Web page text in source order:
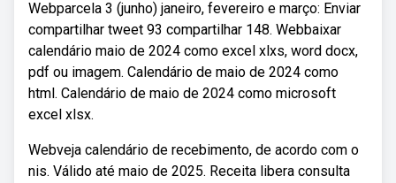
Webparcela 3 (junho) janeiro, fevereiro e março: Enviar
compartilhar tweet 93 compartilhar 148. Webbaixar
calendário maio de 2024 como excel xlxs, word docx,
pdf ou imagem. Calendário de maio de 2024 como
html. Calendário de maio de 2024 como microsoft
excel xlsx.
Webveja calendário de recebimento, de acordo com o
nis. Válido até maio de 2025. Receita libera consulta